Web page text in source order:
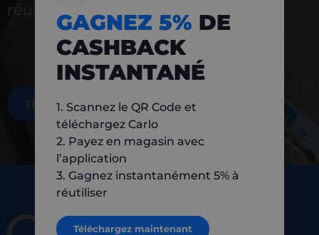
réutiliser
TÉLÉCHARGEZ MAINTENANT
GAGNEZ 5% DE
CASHBACK
INSTANTANÉ
1. Scannez le QR Code et
téléchargez Carlo
2. Payez en magasin avec
l’application
3. Gagnez instantanément 5% à
réutiliser
Téléchargez maintenant